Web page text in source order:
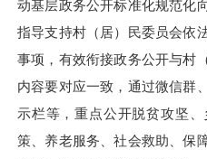
动基层政务公开标准化规范化
指导支持村（居）民委员会依
事项，有效衔接政务公开与村
内容要对应一致，通过微信群
示栏等，重点公开脱贫攻坚
策、养老服务、社会救助、保